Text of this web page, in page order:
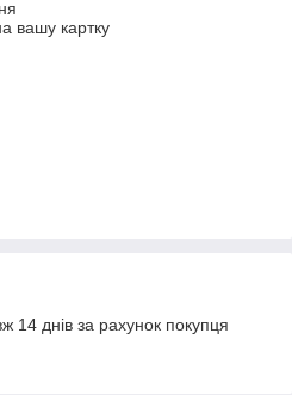
вашу картку
14 днів за рахунок покупця